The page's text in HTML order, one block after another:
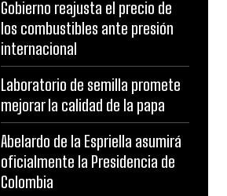
Gobierno reajusta el precio de
los combustibles ante presión
internacional
Laboratorio de semilla promete
mejorar la calidad de la papa
Abelardo de la Espriella asumirá
oficialmente la Presidencia de
Colombia